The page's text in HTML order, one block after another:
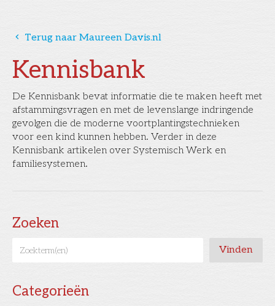
Kennisbank
De Kennisbank bevat informatie die te maken heeft met
afstammingsvragen en met de levenslange indringende
gevolgen die de moderne voortplantingstechnieken
voor een kind kunnen hebben. Verder in deze
Kennisbank artikelen over Systemisch Werk en
familiesystemen.
Zoeken
Categorieën
󰅁 Terug naar Maureen Davis.nl